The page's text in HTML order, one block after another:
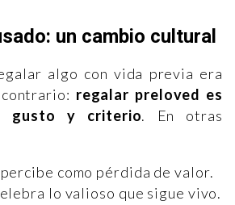
un cambio cultural
algo con vida previa era
regalar preloved es
gusto y criterio. En otras
percibe como pérdida de valor.
lo valioso que sigue vivo.